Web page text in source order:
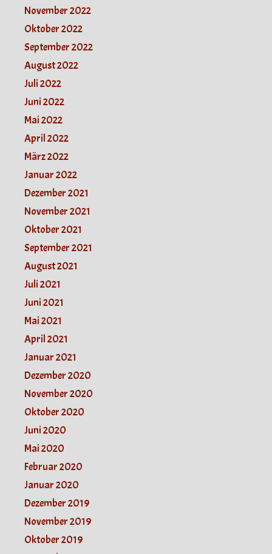
November 2022
Oktober 2022
September 2022
August 2022
Juli 2022
Juni 2022
Mai 2022
April 2022
März 2022
Januar 2022
Dezember 2021
November 2021
Oktober 2021
September 2021
August 2021
Juli 2021
Juni 2021
Mai 2021
April 2021
Januar 2021
Dezember 2020
November 2020
Oktober 2020
Juni 2020
Mai 2020
Februar 2020
Januar 2020
Dezember 2019
November 2019
Oktober 2019